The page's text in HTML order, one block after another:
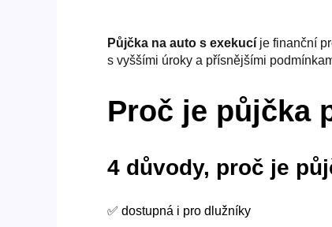
Půjčka na auto s exekucí je finanční
s vyššími úroky a přísnějšími
Proč je půjčka
4 důvody, proč je
✅ dostupná i pro dlužníky